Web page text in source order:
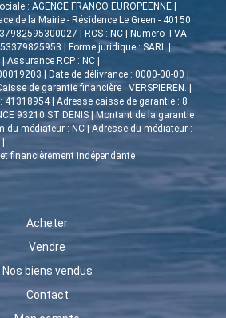
: AGENCE FRANCO EUROPEENNE |
de la Mairie - Résidence Le Green - 40150
| RCS : NC | Numero TVA
| Forme juridique : SARL |
RCP : NC |
| Date de délivrance : 0000-00-00 |
de garantie financière : VERSPIEREN. |
41318954 | Adresse caisse de garantie : 8
93210 ST DENIS | Montant de la garantie
du médiateur : NC | Adresse du médiateur :
financièrement indépendante
Acheter
Vendre
Nos biens vendus
Contact